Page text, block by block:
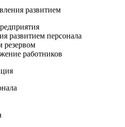
развитием
развитием персонала
резервом
работников